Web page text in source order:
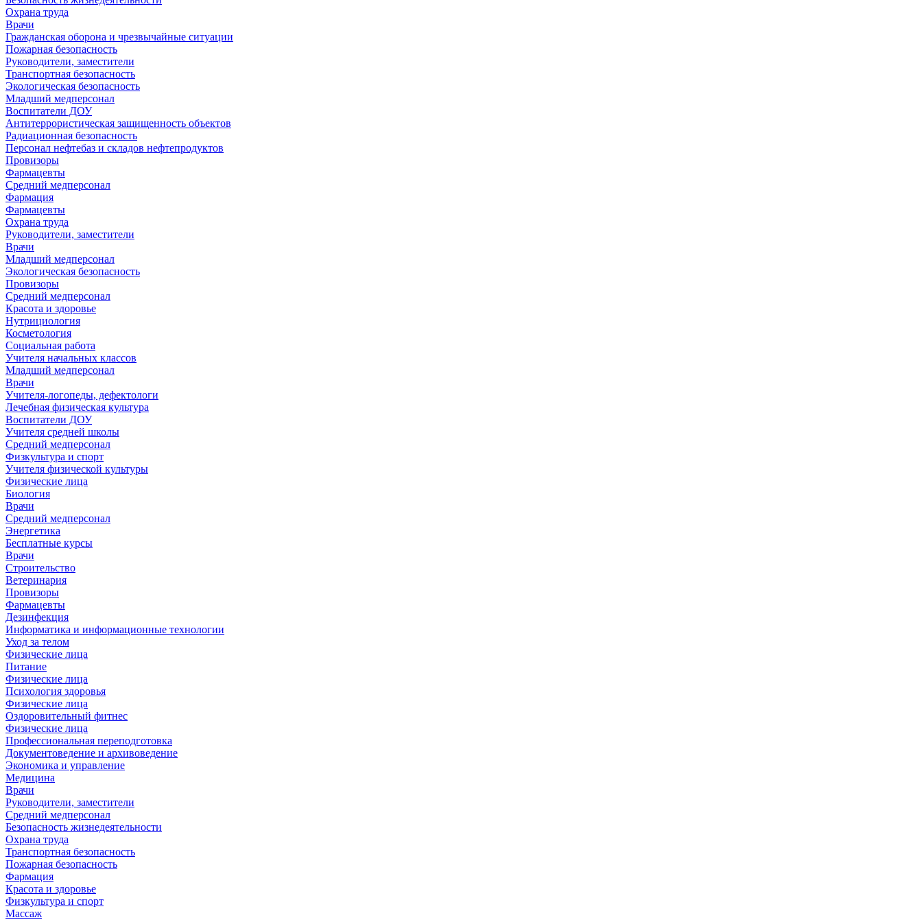
Охрана труда
Врачи
Гражданская оборона и чрезвычайные ситуации
Пожарная безопасность
Руководители, заместители
Транспортная безопасность
Экологическая безопасность
Младший медперсонал
Воспитатели ДОУ
Антитеррористическая защищенность объектов
Радиационная безопасность
Персонал нефтебаз и складов нефтепродуктов
Провизоры
Фармацевты
Средний медперсонал
Фармация
Фармацевты
Охрана труда
Руководители, заместители
Врачи
Младший медперсонал
Экологическая безопасность
Провизоры
Средний медперсонал
Красота и здоровье
Нутрициология
Косметология
Социальная работа
Учителя начальных классов
Младший медперсонал
Врачи
Учителя-логопеды, дефектологи
Лечебная физическая культура
Воспитатели ДОУ
Учителя средней школы
Средний медперсонал
Физкультура и спорт
Учителя физической культуры
Физические лица
Биология
Врачи
Средний медперсонал
Энергетика
Бесплатные курсы
Врачи
Строительство
Ветеринария
Провизоры
Фармацевты
Дезинфекция
Информатика и информационные технологии
Уход за телом
Физические лица
Питание
Физические лица
Психология здоровья
Физические лица
Оздоровительный фитнес
Физические лица
Профессиональная переподготовка
Документоведение и архивоведение
Экономика и управление
Медицина
Врачи
Руководители, заместители
Средний медперсонал
Безопасность жизнедеятельности
Охрана труда
Транспортная безопасность
Пожарная безопасность
Фармация
Красота и здоровье
Физкультура и спорт
Массаж